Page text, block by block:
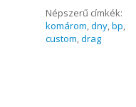
Népszerű címkék:
komárom dny bp
custom drag